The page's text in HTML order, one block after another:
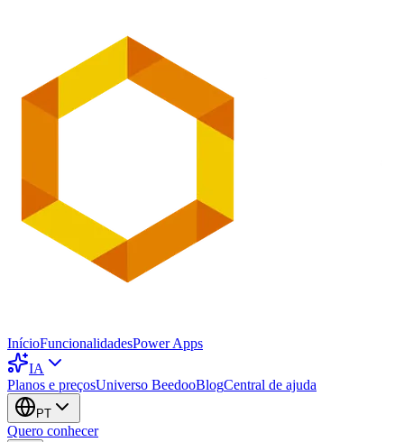
InícioFuncionalidadesPower Apps
IA
Planos e preçosUniverso BeedooBlogCentral de ajuda
PT
Quero conhecer